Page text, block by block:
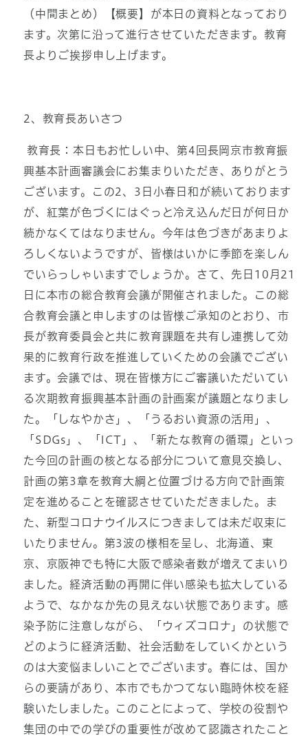
（中間まとめ）【概要】が本日の資料となっており
ます。次第に沿って進行させていただきます。教育
長よりご挨拶申し上げます。
2、教育長あいさつ
教育長：本日もお忙しい中、第4回長岡京市教育振
興基本計画審議会にお集まりいただき、ありがとう
ございます。この2、3日小春日和が続いております
が、紅葉が色づくにはぐっと冷え込んだ日が何日か
続かなくてはなりません。今年は色づきがあまりよ
ろしくないようですが、皆様はいかに季節を楽しん
でいらっしゃいますでしょうか。さて、先日10月21
日に本市の総合教育会議が開催されました。この総
合教育会議と申しますのは皆様ご承知のとおり、市
長が教育委員会と共に教育課題を共有し連携して効
果的に教育行政を推進していくための会議でござい
ます。会議では、現在皆様方にご審議いただいてい
る次期教育振興基本計画の計画案が議題となりまし
た。「しなやかさ」、「うるおい資源の活用」、
「SDGs」、「ICT」、「新たな教育の循環」といっ
た今回の計画の核となる部分について意見交換し、
計画の第3章を教育大綱と位置づける方向で計画策
定を進めることを確認させていただきました。ま
た、新型コロナウイルスにつきましては未だ収束に
いたりません。第3波の様相を呈し、北海道、東
京、京阪神でも特に大阪で感染者数が増えてまいり
ました。経済活動の再開に伴い感染も拡大している
ようで、なかなか先の見えない状態であります。感
染予防に注意しながら、「ウィズコロナ」の状態で
どのように経済活動、社会活動をしていくかという
のは大変悩ましいことでございます。春には、国か
らの要請があり、本市でもかつてない臨時休校を経
験いたしました。このことによって、学校の役割や
集団の中での学びの重要性が改めて認識されたこと